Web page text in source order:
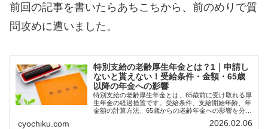
前回の記事を書いたらあちこちから、前のめりで質
問攻めに遭いました。
特別支給の老齢厚生年金とは？1｜申請し
ないと貰えない！受給条件・金額・65歳
以降の年金への影響
特別支給の老齢厚生年金とは、65歳前に受け取れる厚
生年金の経過措置です。受給条件、支給開始年齢、年
金額の計算方法、65歳からの老齢年金への影響を分か
cyochiku.com 2026.02.06